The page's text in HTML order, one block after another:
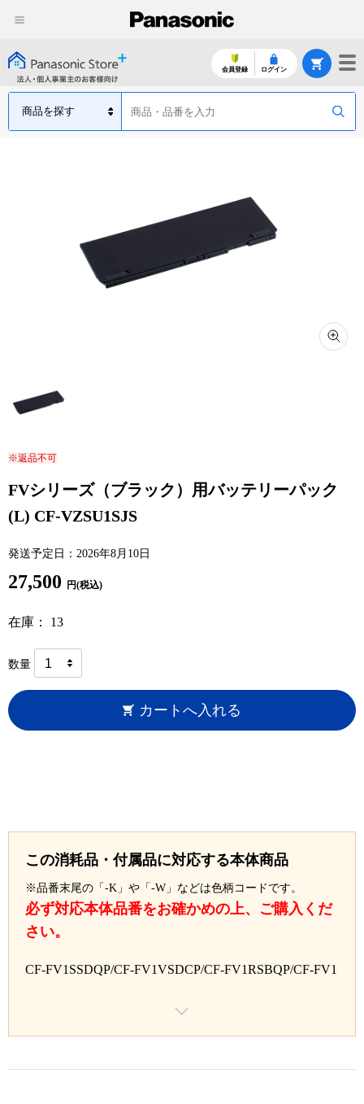
会員登録 ログイン
※返品不可
FVシリーズ（ブラック）用バッテリーパック
(L) CF-VZSU1SJS
発送予定日：2026年8月10日
27,500 円(税込)
在庫： 13
数量
カートへ入れる
この消耗品・付属品に対応する本体商品
※品番末尾の「-K」や「-W」などは色柄コードです。
必ず対応本体品番をお確かめの上、ご購入くだ
さい。
CF-FV1SSDQP/CF-FV1VSDCP/CF-FV1RSBQP/CF-FV1
P/CF-FV1XSDCP/CF-FV3TSUCP/CF-FV3UUUCP/CF-F
V5UUCCP/CF-FV5VSBCP/CF-FV5WSVCP/CF-FV5WU